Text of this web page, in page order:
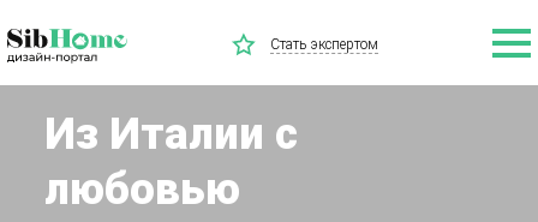
Стать экспертом
Из Италии с
любовью